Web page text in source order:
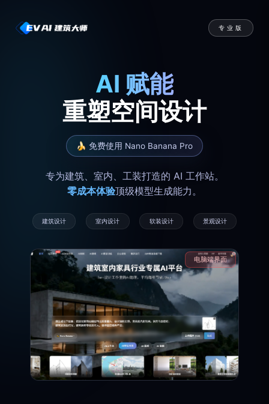
专业版
AI 赋能
重塑空间设计
🍌 免费使用 Nano Banana Pro
专为建筑、室内、工装打造的 AI 工作站。
零成本体验顶级模型生成能力。
建筑设计 室内设计 软装设计 景观设计
电脑端界面